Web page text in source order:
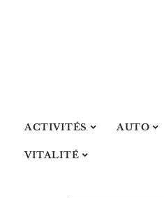
ACTIVITÉS AUTO
VITALITÉ